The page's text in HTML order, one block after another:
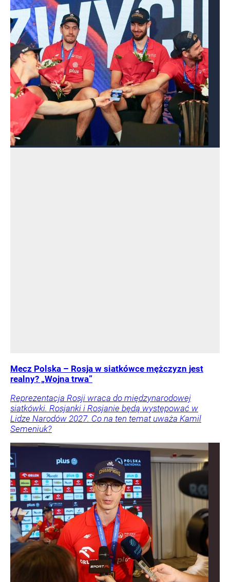
Mecz Polska – Rosja w siatkówce mężczyzn jest
realny? „Wojna trwa”
Reprezentacja Rosji wraca do międzynarodowej
siatkówki. Rosjanki i Rosjanie będą występować w
Lidze Narodów 2027. Co na ten temat uważa Kamil
Semeniuk?